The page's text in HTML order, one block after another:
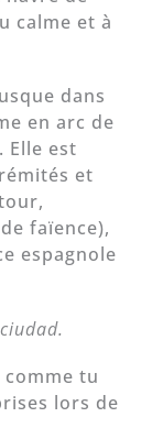
calme et à
dans
en arc de
Elle est
et
faïence),
espagnole
tu
lors de